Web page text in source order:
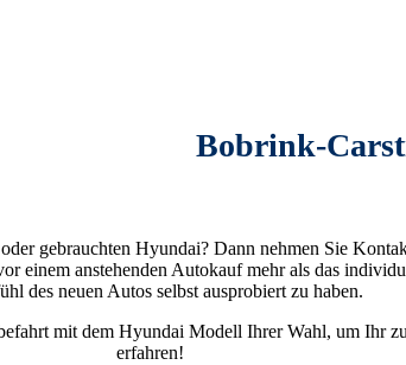
Bobrink-
gebrauchten Hyundai? Dann nehmen Sie
einem anstehenden Autokauf mehr als das
des neuen Autos selbst ausprobiert zu haben.
mit dem Hyundai Modell Ihrer Wahl, um Ihr
erfahren!